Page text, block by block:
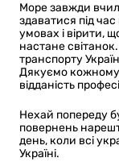
Море завжди
здаватися під
умовах і вірити,
настане
транспорту
Дякуємо кожному
відданість
Нехай попереду
повернень
день, коли всі
Україні.